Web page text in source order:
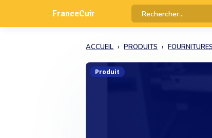
FranceCuir
ACCUEIL PRODUITS
Produit